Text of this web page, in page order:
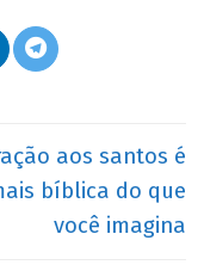
aos santos é
bíblica do que
você imagina